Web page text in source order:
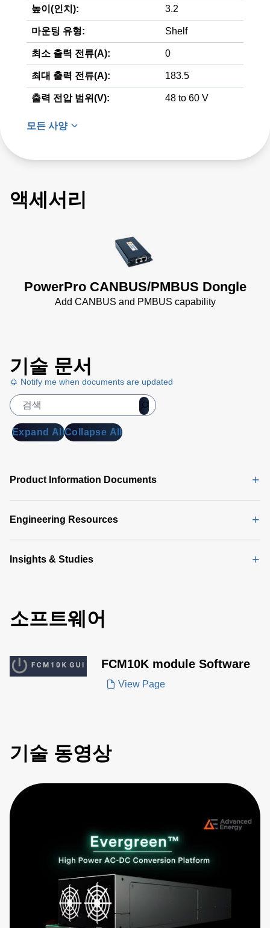
높이(인치): 3.2
마운팅 유형: Shelf
최소 출력 전류(A): 0
최대 출력 전류(A): 183.5
출력 전압 범위(V): 48 to 60 V
모든 사양
액세서리
PowerPro CANBUS/PMBUS Dongle
Add CANBUS and PMBUS capability
기술 문서
Notify me when documents are updated
Expand AllCollapse All
Product Information Documents
Engineering Resources
Insights & Studies
소프트웨어
FCM10K module Software
View Page
기술 동영상